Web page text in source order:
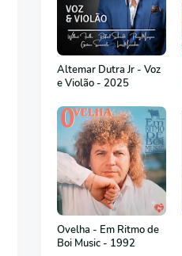
Altemar Dutra Jr - Voz
e Violão - 2025
Ovelha - Em Ritmo de
Boi Music - 1992